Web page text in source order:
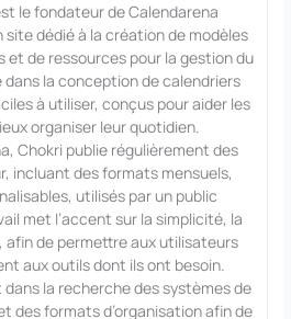
le fondateur de Calendarena
dédié à la création de modèles
et de ressources pour la gestion du
dans la conception de calendriers
à utiliser, conçus pour aider les
organiser leur quotidien.
Chokri publie régulièrement des
incluant des formats mensuels,
utilisés par un public
met l’accent sur la simplicité, la
afin de permettre aux utilisateurs
aux outils dont ils ont besoin.
dans la recherche des systèmes de
des formats d’organisation afin de